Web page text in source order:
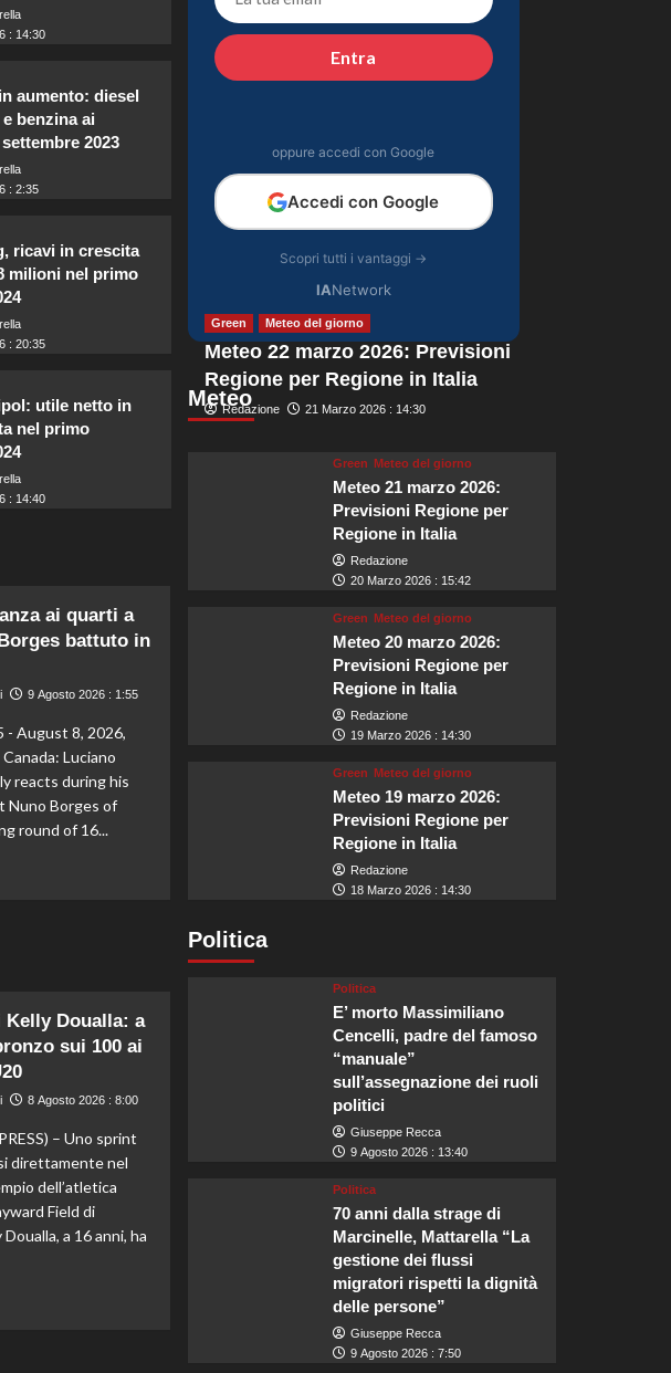
4
Grande Fratello? Lui
nega le voci
vincitore parteciperà
ai Big nel 2027.
: 14:30
aumento: diesel
benzina ai
2023
: 2:35
ricavi in crescita
milioni nel primo
: 20:35
utile netto in
nel primo
: 14:40
ai quarti a
battuto in
9 Agosto 2026 : 1:55
- August 8, 2026,
Luciano
reacts during his
Nuno Borges of
round of 16...
Kelly Doualla: a
sui 100 ai
8 Agosto 2026 : 8:00
– Uno sprint
direttamente nel
dell’atletica
Field di
a 16 anni, ha
Entra
oppure accedi con Google
Accedi con Google
Scopri tutti i vantaggi →
IANetwork
Meteo
Green Meteo del giorno
Meteo 22 marzo 2026: Previsioni
Regione per Regione in Italia
Redazione 21 Marzo 2026 : 14:30
Green Meteo del giorno
Meteo 21 marzo 2026:
Previsioni Regione per
Regione in Italia
Redazione
20 Marzo 2026 : 15:42
Green Meteo del giorno
Meteo 20 marzo 2026:
Previsioni Regione per
Regione in Italia
Redazione
19 Marzo 2026 : 14:30
Green Meteo del giorno
Meteo 19 marzo 2026:
Previsioni Regione per
Regione in Italia
Redazione
18 Marzo 2026 : 14:30
Politica
Politica
E’ morto Massimiliano
Cencelli, padre del famoso
“manuale”
sull’assegnazione dei ruoli
politici
Giuseppe Recca
9 Agosto 2026 : 13:40
Politica
70 anni dalla strage di
Marcinelle, Mattarella “La
gestione dei flussi
migratori rispetti la dignità
delle persone”
Giuseppe Recca
9 Agosto 2026 : 7:50